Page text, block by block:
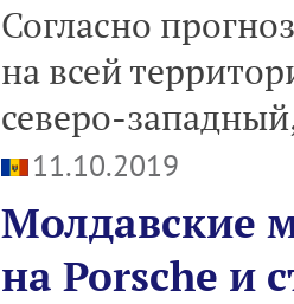
Согласно
на всей
северо-
11.10.2019
Молдавские
на Porsche и